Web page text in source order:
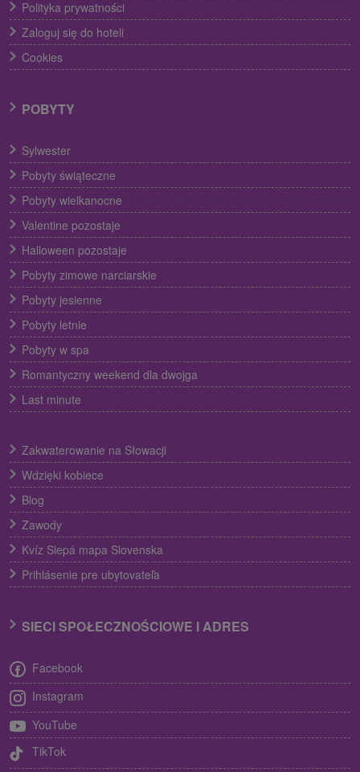
Polityka prywatności
Zaloguj się do hoteli
Cookies
POBYTY
Sylwester
Pobyty świąteczne
Pobyty wielkanocne
Valentine pozostaje
Halloween pozostaje
Pobyty zimowe narciarskie
Pobyty jesienne
Pobyty letnie
Pobyty w spa
Romantyczny weekend dla dwojga
Last minute
Zakwaterowanie na Słowacji
Wdzięki kobiece
Blog
Zawody
Kvíz Slepá mapa Slovenska
Prihlásenie pre ubytovateľa
SIECI SPOŁECZNOŚCIOWE I ADRES
Facebook
Instagram
YouTube
TikTok